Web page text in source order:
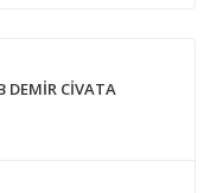
DEMİR CİVATA